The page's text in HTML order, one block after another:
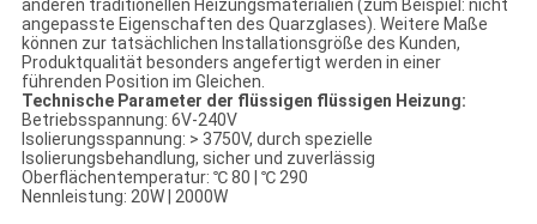
anderen traditionellen Heizungsmaterialien (zum Beispiel: nicht
angepasste Eigenschaften des Quarzglases). Weitere Maße
können zur tatsächlichen Installationsgröße des Kunden,
Produktqualität besonders angefertigt werden in einer
führenden Position im Gleichen.
Technische Parameter der flüssigen flüssigen Heizung:
Betriebsspannung: 6V-240V
Isolierungsspannung: > 3750V, durch spezielle
Isolierungsbehandlung, sicher und zuverlässig
Oberflächentemperatur: ℃ 80 | ℃ 290
Nennleistung: 20W | 2000W